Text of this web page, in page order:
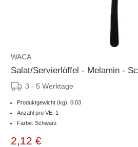
WACA
Salat/Servierlöffel - Melamin -
3 - 5 Werktage
Produktgewicht (kg): 0.03
Anzahl pro VE: 1
Farbe: Schwarz
2,12 €